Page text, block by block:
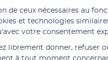
pleine protège vos
pieds aérés tout en restant
située sur le dessus du
à enfiler que les chaussettes
les Tavi Noir Maddie
de ceux nécessaires au
et technologies
votre consentement
librement donner, refuser
à tout moment